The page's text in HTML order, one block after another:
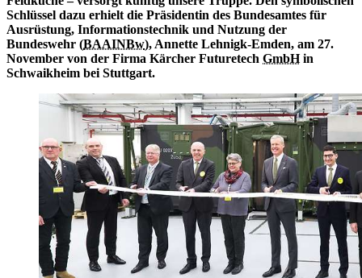
Schlüssel dazu erhielt die Präsidentin des Bundesamtes für
Ausrüstung, Informationstechnik und Nutzung der
Bundeswehr (BAAINBw), Annette Lehnigk-Emden, am 27.
November von der Firma Kärcher Futuretech GmbHin
Schwaikheim bei Stuttgart.